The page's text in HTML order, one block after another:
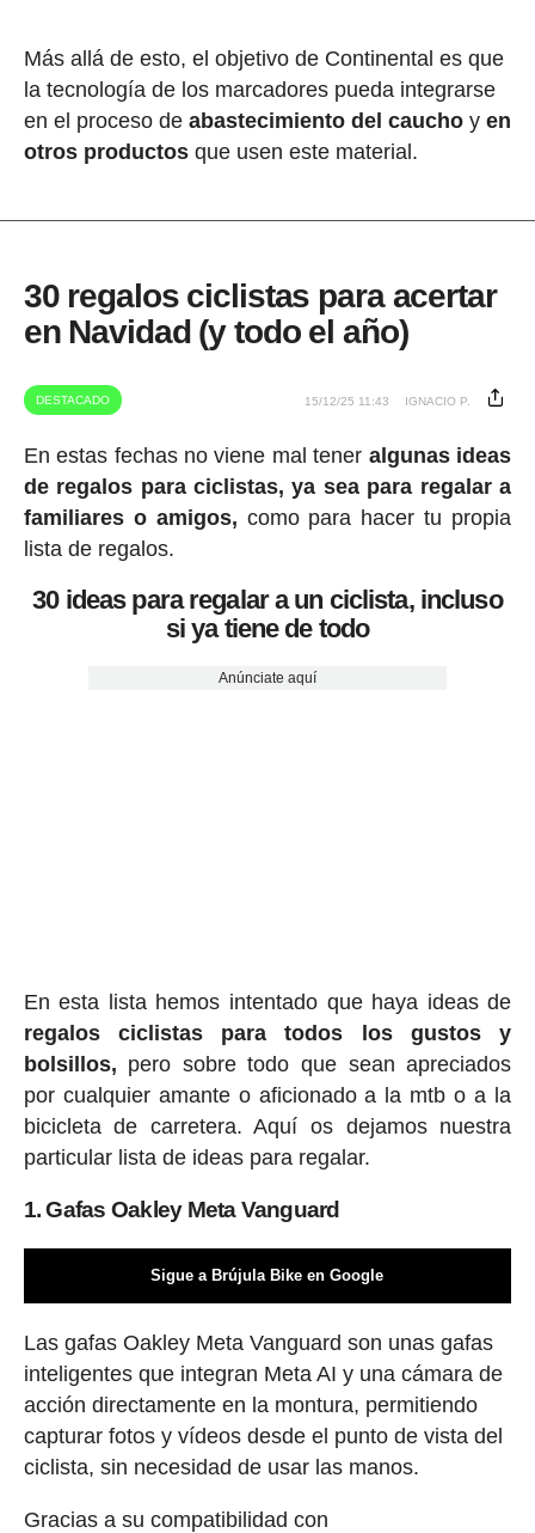
Más allá de esto, el objetivo de Continental es que
la tecnología de los marcadores pueda integrarse
en el proceso de abastecimiento del cauchoy en
otros productosque usen este material.
30 regalos ciclistas para acertar
en Navidad (y todo el año)
DESTACADO 15/12/25 11:43 IGNACIO P.
En estas fechas no viene mal tener algunas ideas
de regalos para ciclistas, ya sea para regalar a
familiares o amigos, como para hacer tu propia
lista de regalos.
30 ideas para regalar a un ciclista, incluso
si ya tiene de todo
Anúnciate aquí
En esta lista hemos intentado que haya ideas de
regalos ciclistas para todos los gustos y
bolsillos, pero sobre todo que sean apreciados
por cualquier amante o aficionado a la mtb o a la
bicicleta de carretera. Aquí os dejamos nuestra
particular lista de ideas para regalar.
1. Gafas Oakley Meta Vanguard
Sigue a Brújula Bike en Google
Las gafas Oakley Meta Vanguard son unas gafas
inteligentes que integran Meta AI y una cámara de
acción directamente en la montura, permitiendo
capturar fotos y vídeos desde el punto de vista del
ciclista, sin necesidad de usar las manos.
Gracias a su compatibilidad con